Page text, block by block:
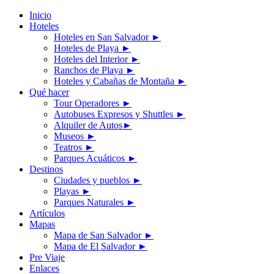
Inicio
Hoteles
Hoteles en San Salvador ►
Hoteles de Playa ►
Hoteles del Interior ►
Ranchos de Playa ►
Hoteles y Cabañas de Montaña ►
Qué hacer
Tour Operadores ►
Autobuses Expresos y Shuttles ►
Alquiler de Autos►
Museos ►
Teatros ►
Parques Acuáticos ►
Destinos
Ciudades y pueblos ►
Playas ►
Parques Naturales ►
Artículos
Mapas
Mapa de San Salvador ►
Mapa de El Salvador ►
Pre Viaje
Enlaces